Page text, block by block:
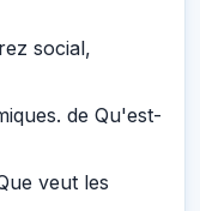
social,
de Qu'est-
veut les